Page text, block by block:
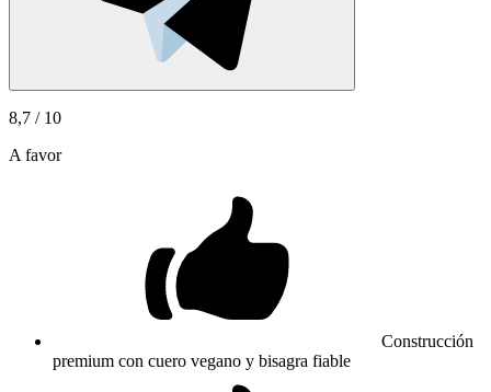
8,7 / 10
A favor
Construcción
premium con cuero vegano y bisagra fiable